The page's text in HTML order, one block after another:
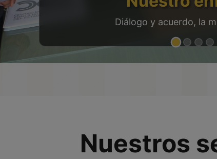
Diálogo y acuerdo, la
Nuestros